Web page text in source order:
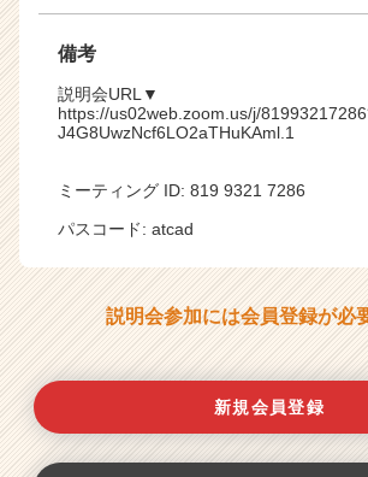
備考
説明会URL▼
https://us02web.zoom.us/j/
J4G8UwzNcf6LO2aTHuKAml.1
ミーティング ID: 819 9321 7286
パスコード: atcad
説明会参加には会員登録が必
新規会員登録